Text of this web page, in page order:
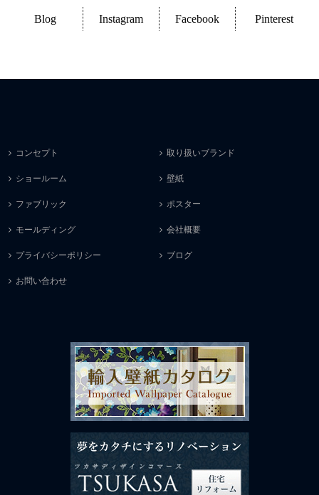
Blog Instagram Facebook Pinterest
コンセプト 取り扱いブランド
ショールーム 壁紙
ファブリック ポスター
モールディング 会社概要
プライバシーポリシー ブログ
お問い合わせ